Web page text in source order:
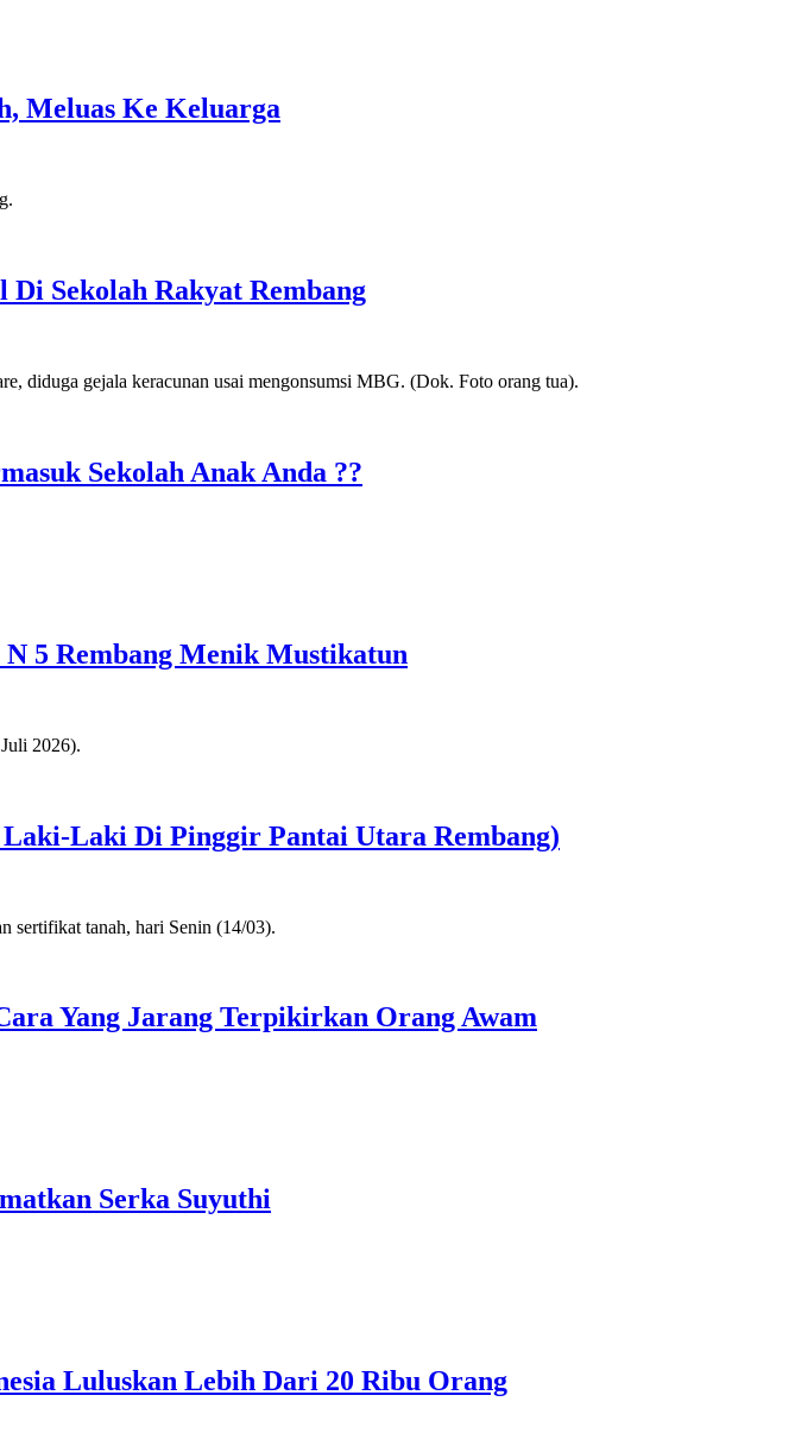
Meluas Ke Keluarga
Di Sekolah Rakyat Rembang
Sekolah Anak Anda ??
5 Rembang Menik Mustikatun
Laki Di Pinggir Pantai Utara Rembang)
Yang Jarang Terpikirkan Orang Awam
Serka Suyuthi
Luluskan Lebih Dari 20 Ribu Orang